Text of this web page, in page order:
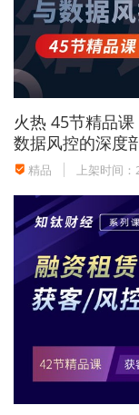
火热 45节精品
数据风控的深度
精品 上架时间